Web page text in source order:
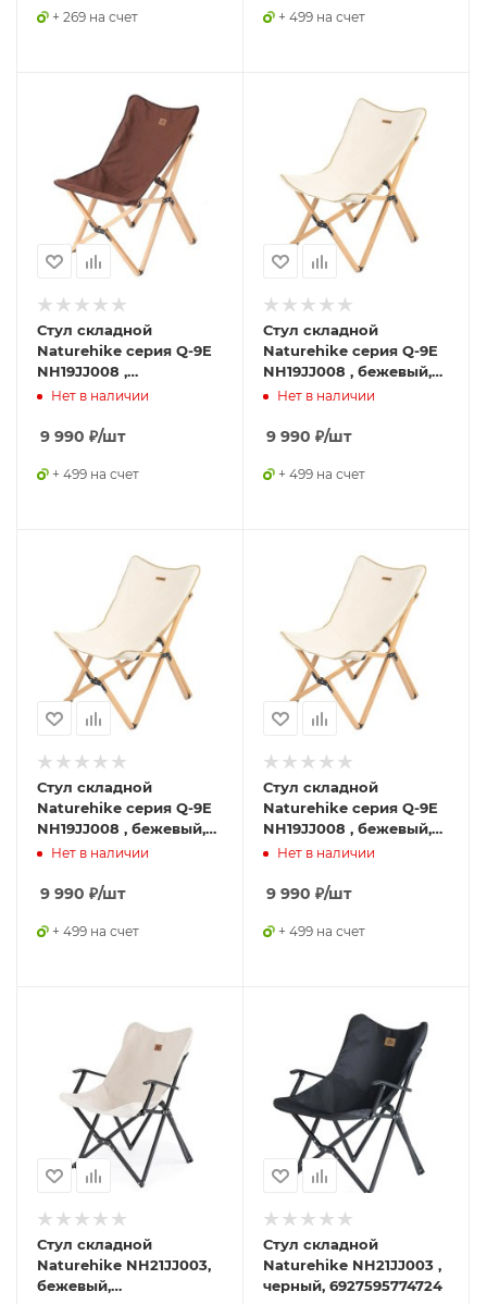
+ 269 на счет + 499 на счет
Стул складной
Naturehike серия Q-9E
NH19JJ008 ,
коричневый, размер L,
Нет в наличии
9 990 ₽/шт
+ 499 на счет
Стул складной
Naturehike серия Q-9E
NH19JJ008 , бежевый,
размер M,
Нет в наличии
9 990 ₽/шт
+ 499 на счет
Стул складной
Naturehike серия Q-9E
NH19JJ008 , бежевый,
размер L,
Нет в наличии
9 990 ₽/шт
+ 499 на счет
Стул складной
Naturehike серия Q-9E
NH19JJ008 , бежевый,
6927595741962
Нет в наличии
9 990 ₽/шт
+ 499 на счет
Стул складной
Naturehike NH21JJ003,
бежевый,
Стул складной
Naturehike NH21JJ003 ,
черный, 6927595774724